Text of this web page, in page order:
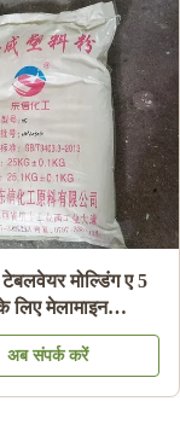
टेबलवेयर मोल्डिंग ए 5
लिए मेलामाइन
राल सामग्री
अब संपर्क करें